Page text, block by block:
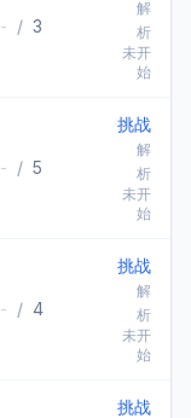
- / 3
解
析
未开
始
- / 5
挑战
解
析
未开
始
- / 4
挑战
解
析
未开
始
挑战